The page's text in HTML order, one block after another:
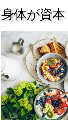
身体が資